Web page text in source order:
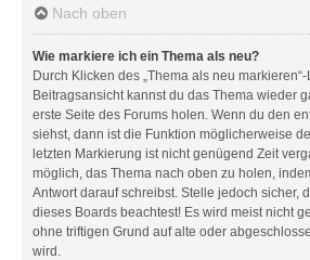
Nach oben
Wie markiere ich ein Thema als neu?
Durch Klicken des „Thema als neu
Beitragsansicht kannst du das Thema wieder
erste Seite des Forums holen. Wenn du den
siehst, dann ist die Funktion möglicherweise
letzten Markierung ist nicht genügend Zeit
möglich, das Thema nach oben zu holen,
Antwort darauf schreibst. Stelle jedoch sicher,
dieses Boards beachtest! Es wird meist nicht
ohne triftigen Grund auf alte oder
wird.